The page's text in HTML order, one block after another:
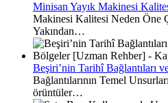
Minisan Yayık Makinesi
Makinesi Kalitesi Neden Öne
Yakından…
Beşiri’nin Tarihî Bağlantıları
Bağlantılarının Temel
örüntüler…